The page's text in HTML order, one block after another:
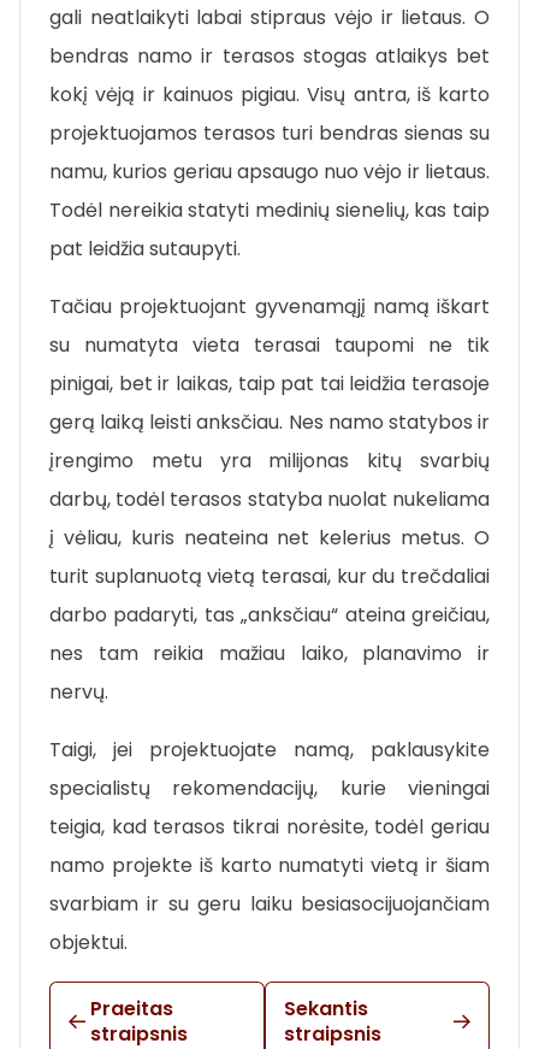
gali neatlaikyti labai stipraus vėjo ir lietaus. O
bendras namo ir terasos stogas atlaikys bet
kokį vėją ir kainuos pigiau. Visų antra, iš karto
projektuojamos terasos turi bendras sienas su
namu, kurios geriau apsaugo nuo vėjo ir lietaus.
Todėl nereikia statyti medinių sienelių, kas taip
pat leidžia sutaupyti.
Tačiau projektuojant gyvenamąjį namą iškart
su numatyta vieta terasai taupomi ne tik
pinigai, bet ir laikas, taip pat tai leidžia terasoje
gerą laiką leisti anksčiau. Nes namo statybos ir
įrengimo metu yra milijonas kitų svarbių
darbų, todėl terasos statyba nuolat nukeliama
į vėliau, kuris neateina net kelerius metus. O
turit suplanuotą vietą terasai, kur du trečdaliai
darbo padaryti, tas „anksčiau“ ateina greičiau,
nes tam reikia mažiau laiko, planavimo ir
nervų.
Taigi, jei projektuojate namą, paklausykite
specialistų rekomendacijų, kurie vieningai
teigia, kad terasos tikrai norėsite, todėl geriau
namo projekte iš karto numatyti vietą ir šiam
svarbiam ir su geru laiku besiasocijuojančiam
objektui.
Praeitas
straipsnis
Sekantis
straipsnis